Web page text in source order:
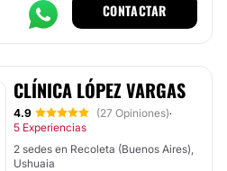
CONTACTAR
CLÍNICA LÓPEZ VARGAS
4.9 (27 Opiniones)·
5 Experiencias
2 sedes en Recoleta (Buenos Aires),
Ushuaia